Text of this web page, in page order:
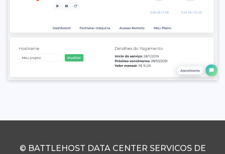
© BATTLEHOST DATA CENTER SERVICOS DE